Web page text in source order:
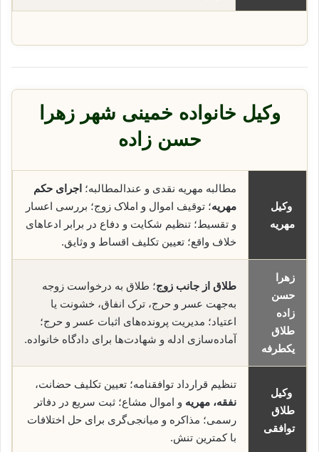
وکیل خانواده خمینی شهر زهرا
حسن زاده
وکیل
مهریه
مطالبه مهریه نقدی و عندالمطالبه؛ اجرای حکم
مهریه؛ توقیف اموال و املاک زوج؛ بررسی اعسار
و تقسیط؛ تنظیم شکایت و دفاع در برابر ادعاهای
خلاف واقع؛ تعیین تکلیف اقساط و وثایق.
زهرا
حسن
زاده
طلاق
یکطرفه
طلاق از جانب زوج؛ طلاق به درخواست زوجه
به‌جهت عسر و حرج، ترک انفاق، خشونت یا
اعتیاد؛ مدیریت پرونده‌های اثبات عسر و حرج؛
آماده‌سازی ادله و شهادت‌ها برای دادگاه خانواده.
وکیل
طلاق
توافقی
تنظیم قرارداد توافقنامه؛ تعیین تکلیف حضانت،
نفقه، مهریه و اموال مشاع؛ ثبت سریع در دفاتر
رسمی؛ مذاکره و میانجی‌گری برای حل اختلافات
با کمترین تنش.